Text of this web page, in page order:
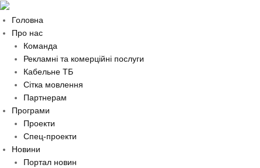
Головна
Про нас
Команда
Рекламні та комерційні послуги
Кабельне ТБ
Сітка мовлення
Партнерам
Програми
Проекти
Спец-проекти
Новини
Портал новин